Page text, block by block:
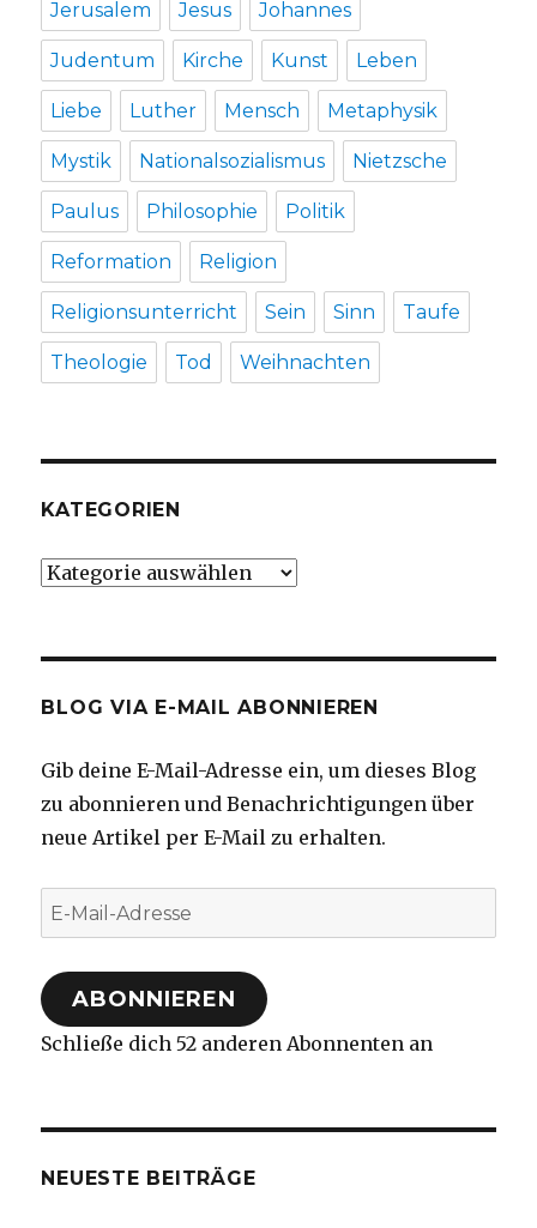
Jerusalem Jesus Johannes
Judentum Kirche Kunst Leben
Liebe Luther Mensch Metaphysik
Mystik Nationalsozialismus Nietzsche
Paulus Philosophie Politik
Reformation Religion
Religionsunterricht Sein Sinn Taufe
Theologie Tod Weihnachten
KATEGORIEN
Kategorien
BLOG VIA E-MAIL ABONNIEREN
Gib deine E-Mail-Adresse ein, um dieses Blog
zu abonnieren und Benachrichtigungen über
neue Artikel per E-Mail zu erhalten.
E-
Mail-
Adresse
ABONNIEREN
Schließe dich 52 anderen Abonnenten an
NEUESTE BEITRÄGE